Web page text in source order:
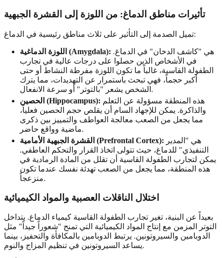
تأثيرات مناطق الدماغ: من اللوزة إلى القشرة الجبهية
تميل الصدمة إلى التأثير على ثلاث مناطق رئيسية في الدماغ:
اللوزة الدماغية (Amygdala):
في الأشخاص الذين حصلوا على درجات عالية في تجارب
الطفولة القاسية، غالباً ما تكون اللوزة مفرطة النشاط أو حتى
أكبر حجماً، فهي تبحث باستمرار عن التهديدات، مما يترك
الشخص يشعر "بالتوتر" أو سرعة الانفعال.
الحصين (Hippocampus):
والذاكرة. يمكن للإجهاد السام أن يقلص حجم الحصين فعلياً،
مما يجعل من الصعب معالجة العواطف والتمييز بين ذكرى
ماضية وواقع حاضر.
القشرة الجبهية الأمامية (Prefrontal Cortex):
التنفيذي" للدماغ، حيث تتولى اتخاذ القرار والتحكم العاطفي.
يمكن لتجارب الطفولة القاسية أن تقلل من المادة الرمادية في
هذه المنطقة، مما يجعل من الصعب تهدئة نفسك عندما تكون
منزعجاً.
اختلال الناقلات العصبية والمواد الكيميائية
بعيداً عن البنية، تغير تجارب الطفولة القاسية كيمياء الدماغ. يتداخل
التوتر المزمن مع إنتاج المواد الكيميائية التي تمنح "شعوراً جيداً" مثل
الدوبامين والسيروتونين. يرتبط الدوبامين بالمكافأة والتحفيز، بينما
يساعد السيروتونين في تنظيم المزاج والنوم.